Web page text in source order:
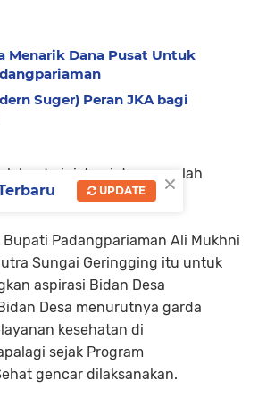
Menarik Dana Pusat Untuk
Suger) Peran JKA bagi
administrasi dan masalah
Bupati Padangpariaman Ali Mukhni
Sungai Geringging itu untuk
aspirasi Bidan Desa
Desa menurutnya garda
kesehatan di
sejak Program
gencar dilaksanakan.
×
UPDATE